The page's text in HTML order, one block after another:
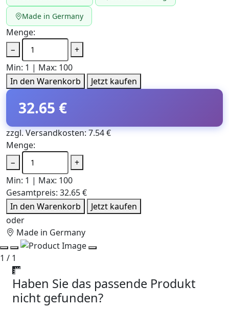
Made in Germany
Menge:
−
+
Min: 1 | Max: 100
In den Warenkorb
Jetzt kaufen
32.65 €
zzgl. Versandkosten: 7.54 €
Menge:
−
+
Min: 1 | Max: 100
Gesamtpreis: 32.65 €
In den Warenkorb
Jetzt kaufen
oder
Made in Germany
1 / 1
Haben Sie das passende Produkt
nicht gefunden?